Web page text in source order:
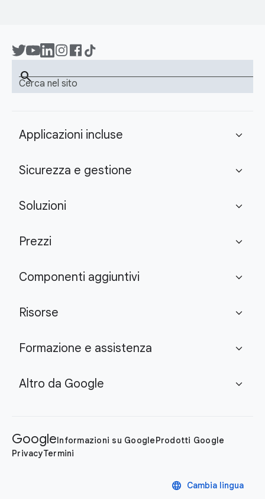
Cerca nel sito
search
Applicazioni incluse expand_more
Sicurezza e gestione expand_more
Soluzioni expand_more
Prezzi expand_more
Componenti aggiuntivi expand_more
Risorse expand_more
Formazione e assistenza expand_more
Altro da Google expand_more
GoogleInformazioni su GoogleProdotti Google
PrivacyTermini
language Cambia lingua